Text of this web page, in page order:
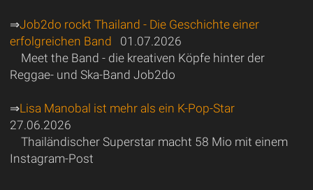
⇒Job2do rockt Thailand - Die Geschichte einer
erfolgreichen Band 01.07.2026
Meet the Band - die kreativen Köpfe hinter der
Reggae- und Ska-Band Job2do
⇒Lisa Manobal ist mehr als ein K-Pop-Star
27.06.2026
Thailändischer Superstar macht 58 Mio mit einem
Instagram-Post